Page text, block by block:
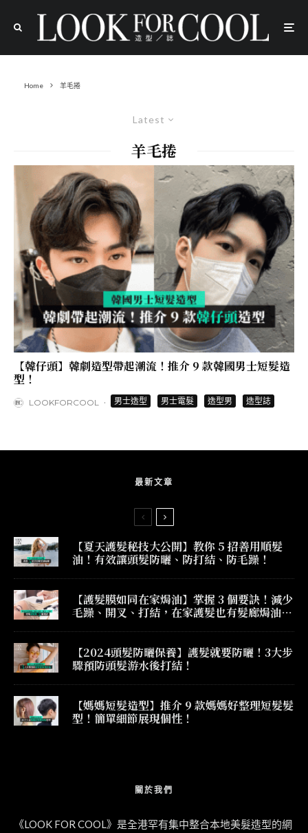
Home 羊毛捲
Latest
羊毛捲
【韓仔頭】韓劇造型帶起潮流！推介 9 款韓國男士短髮造
型！
LOOKFORCOOL · 男士造型 男士電髮 造型男 造型誌
最新文章
【夏天護髮秘技大公開】教你 5 招善用順髮
油！有效讓頭髮防曬、防打結、防毛躁！
【護髮膜如同在家焗油】掌握 3 個要訣！減少
毛躁、開叉、打結，在家護髮也有髮廊焗油效
【2024頭髮防曬保養】護髮就要防曬！3大步
驟預防頭髮游水後打結！
【媽媽短髮造型】推介 9 款媽媽好整理短髮髮
型！簡單細節展現個性！
關於我們
《LOOK FOR COOL》是全港罕有集中整合本地美髮造型的網